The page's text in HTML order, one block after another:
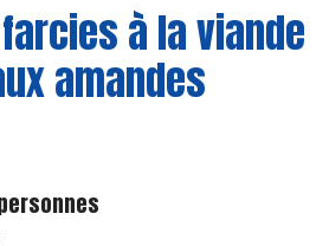
à la viande
amandes